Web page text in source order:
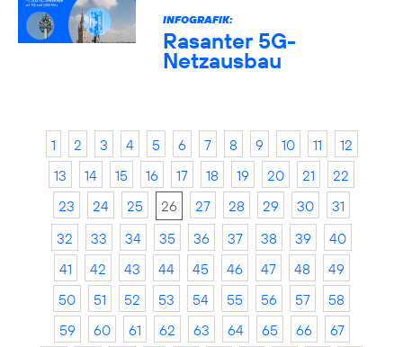
INFOGRAFIK:
Rasanter 5G-
Netzausbau
1 2 3 4 5 6 7 8 9 10 11
12
13
14 15 16 17 18 19 20 21
22
23
24 25 26 27 28 29 30
31
32
33 34 35 36 37 38 39
40
41
42 43 44 45 46 47 48
49
50
51 52 53 54 55 56 57
58
59
60 61 62 63 64 65 66
67